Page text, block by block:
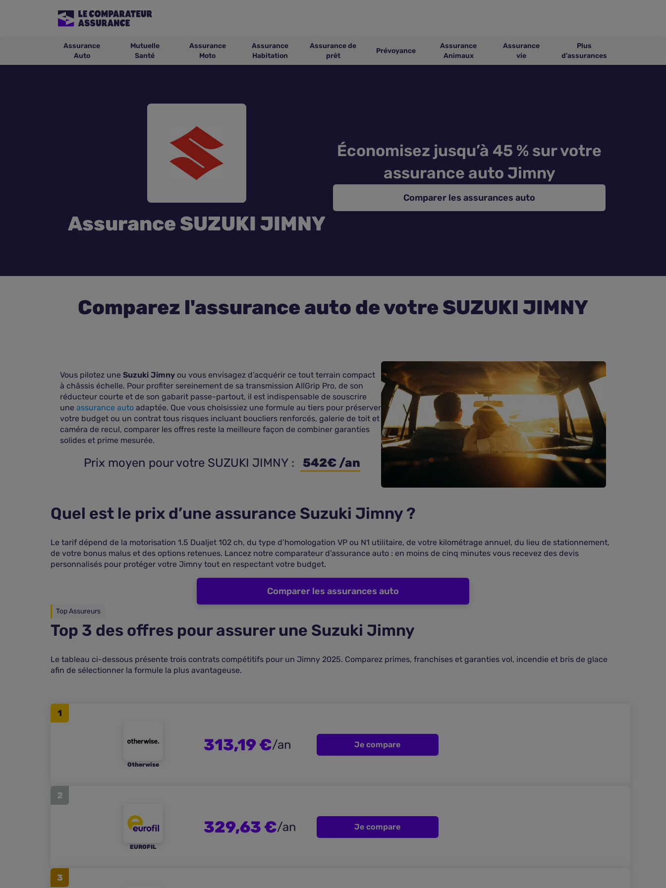
Assurance
Auto
Mutuelle
Santé
Assurance
Moto
Assurance
Habitation
Assurance de
prêt
Prévoyance
Assurance
Animaux
Assurance
vie
Plus
d'assurances
Assurance SUZUKI JIMNY
Économisez jusqu’à 45 % sur votre
assurance auto Jimny
Comparer les assurances auto
Comparez l'assurance auto de votre SUZUKI JIMNY
Vous pilotez une Suzuki Jimny ou vous envisagez d’acquérir ce tout terrain compact
à châssis échelle. Pour profiter sereinement de sa transmission AllGrip Pro, de son
réducteur courte et de son gabarit passe-partout, il est indispensable de souscrire
une assurance auto adaptée. Que vous choisissiez une formule au tiers pour préserver
votre budget ou un contrat tous risques incluant boucliers renforcés, galerie de toit et
caméra de recul, comparer les offres reste la meilleure façon de combiner garanties
solides et prime mesurée.
Prix moyen pour votre SUZUKI JIMNY : 542€ /an
Quel est le prix d’une assurance Suzuki Jimny ?
Le tarif dépend de la motorisation 1.5 Dualjet 102 ch, du type d’homologation VP ou N1 utilitaire, de votre kilométrage annuel, du lieu de stationnement,
de votre bonus malus et des options retenues. Lancez notre comparateur d’assurance auto : en moins de cinq minutes vous recevez des devis
personnalisés pour protéger votre Jimny tout en respectant votre budget.
Comparer les assurances auto
Top Assureurs
Top 3 des offres pour assurer une Suzuki Jimny
Le tableau ci-dessous présente trois contrats compétitifs pour un Jimny 2025. Comparez primes, franchises et garanties vol, incendie et bris de glace
afin de sélectionner la formule la plus avantageuse.
1
Otherwise
313,19 €/an Je compare
2
EUROFIL
329,63 €/an Je compare
3